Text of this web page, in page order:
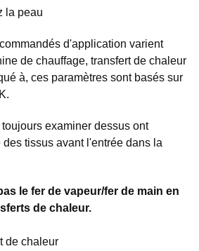
la peau
d'application varient
de chauffage, transfert de chaleur
à, ces paramètres sont basés sur
examiner dessus ont
tissus avant l'entrée dans la
le fer de vapeur/fer de main en
de chaleur.
de chaleur